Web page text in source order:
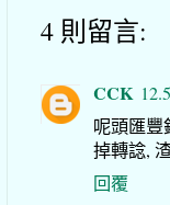
4 則留言:
CCK
呢頭匯豐
掉轉諗,
回覆